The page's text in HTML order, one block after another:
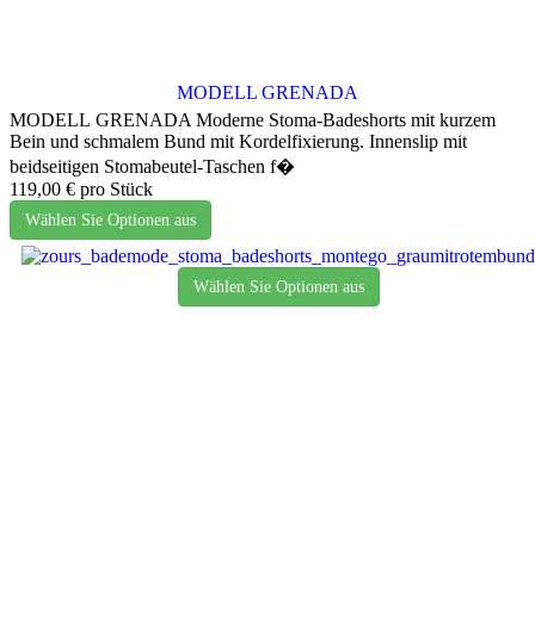
MODELL GRENADA
MODELL GRENADA Moderne Stoma-Badeshorts mit kurzem
Bein und schmalem Bund mit Kordelfixierung. Innenslip mit
beidseitigen Stomabeutel-Taschen f�
119,00 € pro Stück
Wählen Sie Optionen aus
Wählen Sie Optionen aus